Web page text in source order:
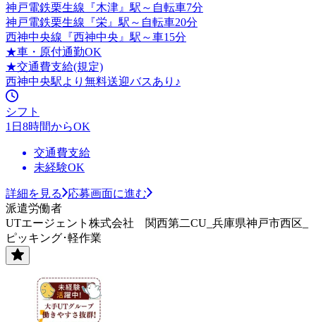
神戸電鉄栗生線『木津』駅～自転車7分
神戸電鉄栗生線『栄』駅～自転車20分
西神中央線『西神中央』駅～車15分
★車・原付通勤OK
★交通費支給(規定)
西神中央駅より無料送迎バスあり♪
シフト
1日8時間からOK
交通費支給
未経験OK
詳細を見る
応募画面に進む
派遣労働者
UTエージェント株式会社 関西第二CU_兵庫県神戸市西区_
ピッキング･軽作業